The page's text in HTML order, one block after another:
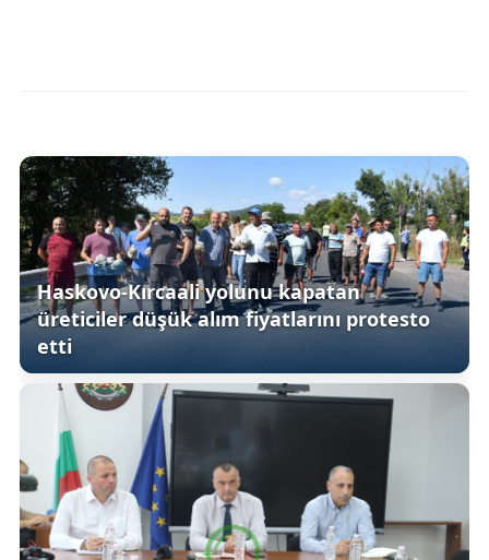
Haskovo-Kırcaali yolunu kapatan
üreticiler düşük alım fiyatlarını protesto
etti